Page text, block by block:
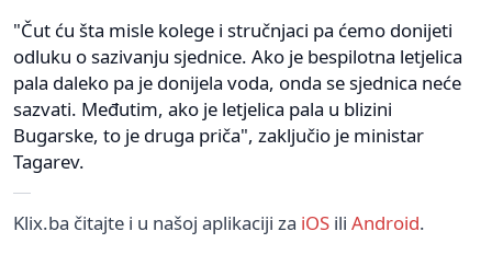
"Čut ću šta misle kolege i stručnjaci pa ćemo donijeti
odluku o sazivanju sjednice. Ako je bespilotna letjelica
pala daleko pa je donijela voda, onda se sjednica neće
sazvati. Međutim, ako je letjelica pala u blizini
Bugarske, to je druga priča", zaključio je ministar
Tagarev.
Klix.ba čitajte i u našoj aplikaciji za iOS ili Android.